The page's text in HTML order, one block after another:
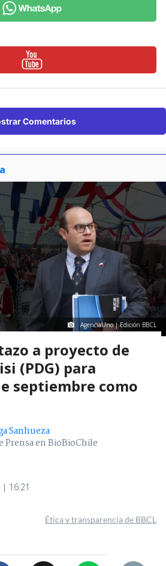
Comentarios
AgenciaUno | Edición BBCL
a proyecto de
(PDG) para
septiembre como
Sanhueza
Prensa en BioBioChile
| 16:21
Ética y transparencia de BBCL